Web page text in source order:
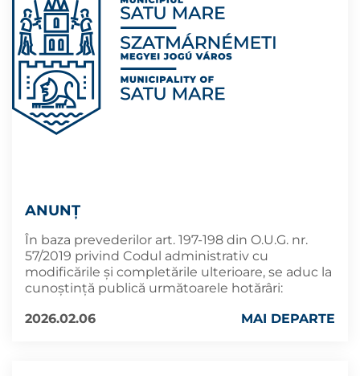
ANUNȚ
În baza prevederilor art. 197-198 din O.U.G. nr.
57/2019 privind Codul administrativ cu
modificările și completările ulterioare, se aduc la
cunoştinţă publică următoarele hotărâri:
2026.02.06
MAI DEPARTE